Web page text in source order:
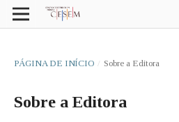
PÁGINA DE INÍCIO / Sobre a Editora
Sobre a Editora